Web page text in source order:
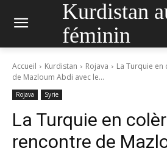
Kurdistan
féminin
Accueil Kurdistan Rojava
La Turquie
de Mazloum Abdi avec le...
Rojava Syrie
La Turquie en
rencontre de